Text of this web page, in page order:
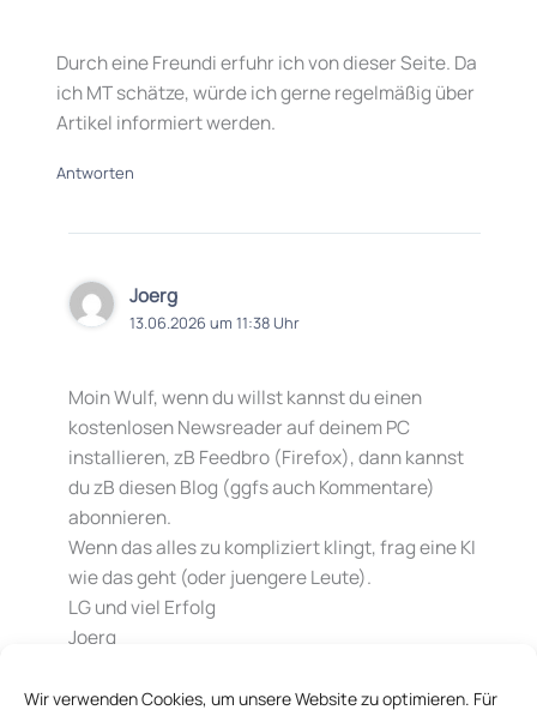
Wir verwenden Cookies, um unsere Website zu optimieren. Für
Durch eine Freundi erfuhr ich von dieser Seite. Da
ich MT schätze, würde ich gerne regelmäßig über
Artikel informiert werden.
Antworten
Joerg
13.06.2026 um 11:38 Uhr
Moin Wulf, wenn du willst kannst du einen
kostenlosen Newsreader auf deinem PC
installieren, zB Feedbro (Firefox), dann kannst
du zB diesen Blog (ggfs auch Kommentare)
abonnieren.
Wenn das alles zu kompliziert klingt, frag eine KI
wie das geht (oder juengere Leute).
LG und viel Erfolg
Joerg
Antworten